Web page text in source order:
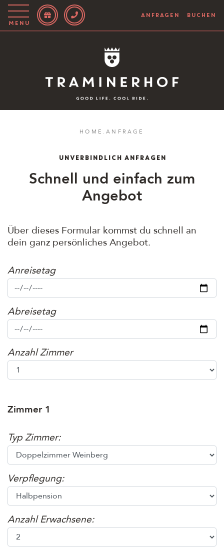
Story
Hotel
Rooms
Bike
Magazin
EN
Menu
ANFRAGEN BUCHEN
HOME .ANFRAGE
UNVERBINDLICH ANFRAGEN
Schnell und einfach zum
Angebot
Über dieses Formular kommst du schnell an
dein ganz persönliches Angebot.
Anfragedaten
Anreisetag
Abreisetag
Anzahl Zimmer
Zimmer 1
Typ Zimmer:
Verpflegung:
Anzahl Erwachsene: